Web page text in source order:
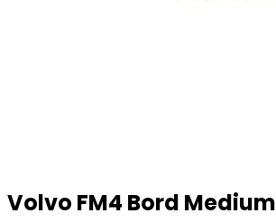
Volvo FM4 Bord Medium